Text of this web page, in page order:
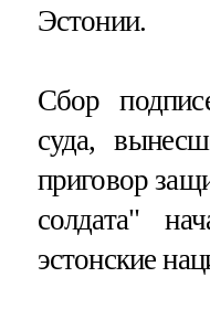
Эстонии.
Сбор
суда,
приговор
солдата"
эстонские